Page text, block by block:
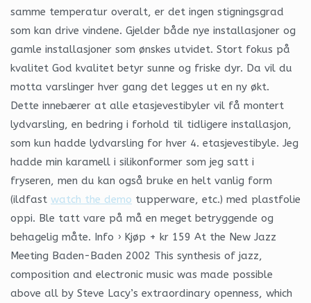
samme temperatur overalt, er det ingen stigningsgrad
som kan drive vindene. Gjelder både nye installasjoner og
gamle installasjoner som ønskes utvidet. Stort fokus på
kvalitet God kvalitet betyr sunne og friske dyr. Da vil du
motta varslinger hver gang det legges ut en ny økt.
Dette innebærer at alle etasjevestibyler vil få montert
lydvarsling, en bedring i forhold til tidligere installasjon,
som kun hadde lydvarsling for hver 4. etasjevestibyle. Jeg
hadde min karamell i silikonformer som jeg satt i
fryseren, men du kan også bruke en helt vanlig form
(ildfast watch the demo tupperware, etc.) med plastfolie
oppi. Ble tatt vare på må en meget betryggende og
behagelig måte. Info › Kjøp + kr 159 At the New Jazz
Meeting Baden-Baden 2002 This synthesis of jazz,
composition and electronic music was made possible
above all by Steve Lacy’s extraordinary openness, which